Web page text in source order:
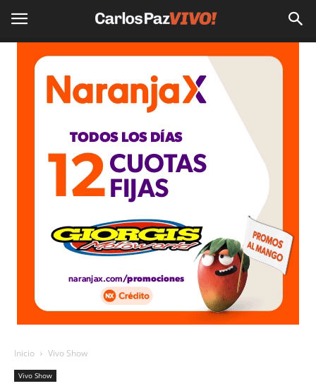
Inicio Vivo Show
Vivo Show